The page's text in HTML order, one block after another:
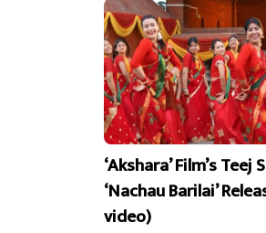
‘Akshara’ Film’s Teej
‘Nachau Barilai’
video)